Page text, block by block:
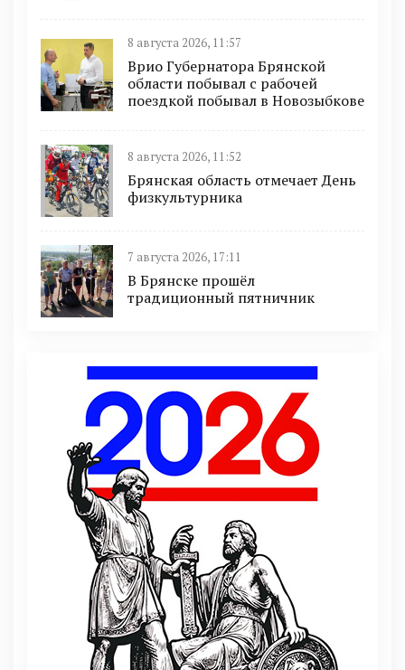
8 августа 2026, 11:57
Врио Губернатора Брянской
области побывал с рабочей
поездкой побывал в Новозыбкове
8 августа 2026, 11:52
Брянская область отмечает День
физкультурника
7 августа 2026, 17:11
В Брянске прошёл
традиционный пятничник